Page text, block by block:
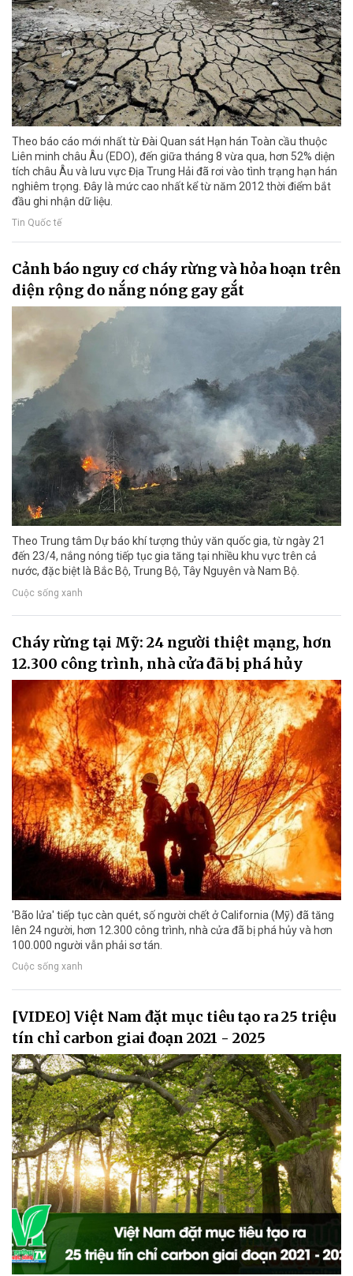
Theo báo cáo mới nhất từ Đài Quan sát Hạn hán Toàn cầu thuộc
Liên minh châu Âu (EDO), đến giữa tháng 8 vừa qua, hơn 52% diện
tích châu Âu và lưu vực Địa Trung Hải đã rơi vào tình trạng hạn hán
nghiêm trọng. Đây là mức cao nhất kể từ năm 2012 thời điểm bắt
đầu ghi nhận dữ liệu.
Tin Quốc tế
Cảnh báo nguy cơ cháy rừng và hỏa hoạn trên
diện rộng do nắng nóng gay gắt
Theo Trung tâm Dự báo khí tượng thủy văn quốc gia, từ ngày 21
đến 23/4, nắng nóng tiếp tục gia tăng tại nhiều khu vực trên cả
nước, đặc biệt là Bắc Bộ, Trung Bộ, Tây Nguyên và Nam Bộ.
Cuộc sống xanh
Cháy rừng tại Mỹ: 24 người thiệt mạng, hơn
12.300 công trình, nhà cửa đã bị phá hủy
'Bão lửa' tiếp tục càn quét, số người chết ở California (Mỹ) đã tăng
lên 24 người, hơn 12.300 công trình, nhà cửa đã bị phá hủy và hơn
100.000 người vẫn phải sơ tán.
Cuộc sống xanh
[VIDEO] Việt Nam đặt mục tiêu tạo ra 25 triệu
tín chỉ carbon giai đoạn 2021 - 2025